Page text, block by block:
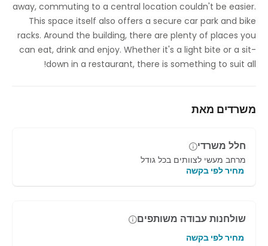
חניה
גישה לאינטרנט מהיר
שליטה בטמפרטורה
מחסן לאופניים
away, commuting to a central location couldn't be easier.
This space itself also offers a secure car park and bike
racks. Around the building, there are plenty of places you
can eat, drink and enjoy. Whether it's a light bite or a sit-
down in a restaurant, there is something to suit all!
משרדים מאת
חלל משרדי
מרחב מעשי לצוותים בכל גודל
מחיר לפי בקשה
שולחנות עבודה משותפים
מחיר לפי בקשה